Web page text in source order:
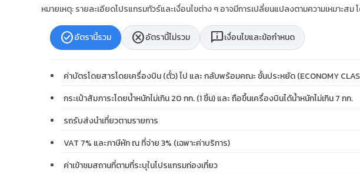
หมายเหตุ: รายละเอียดโปรแกรมทัวร์และเงื่อนไขต่าง ๆ อาจมีการเปลี่ยนแปลงตามความเหมาะส
check_circleอัตรานี้รวม cancelอัตรานี้ไม่รวม chat_infoเงื่อนไขและข้อกำหนด
ค่าบัตรโดยสารโดยเครื่องบิน (ตั๋ว) ไป และ กลับพร้อมคณะ ชั้นประหยัด (ECONOMY
กระเป๋าสัมภาระโดยน้ำหนักไม่เกิน 20 กก. (1 ชิ้น) และ ถือขึ้นเครื่องบินได้น้ำหนักไม่เกิน 7 กก.
รถรับส่งนำเที่ยวตามรายการ
VAT 7% และภาษีหัก ณ ที่จ่าย 3% (เฉพาะค่าบริการ)
ค่าเข้าชมสถานที่ตามที่ระบุในโปรแกรมท่องเที่ยว